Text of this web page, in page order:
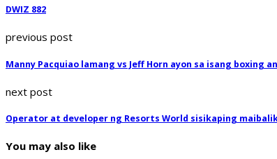
DWIZ 882
previous post
Manny Pacquiao lamang vs Jeff Horn ayon sa isang boxing
next post
Operator at developer ng Resorts World sisikaping
You may also like